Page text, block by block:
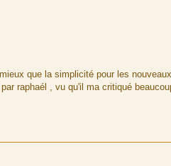
que la simplicité pour les nouveaux
raphaél , vu qu'il ma critiqué